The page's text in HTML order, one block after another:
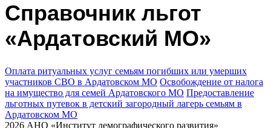
Справочник льгот
«Ардатовский МО»
Оплата ритуальных услуг семьям погибших или умерших
участников СВО в Ардатовском МО Освобождение от налога
на имущество для семей Ардатовского МО Предоставление
льготных путевок в детский загородный лагерь семьям в
Ардатовском МО
2026 АНО «Институт демографического развития»